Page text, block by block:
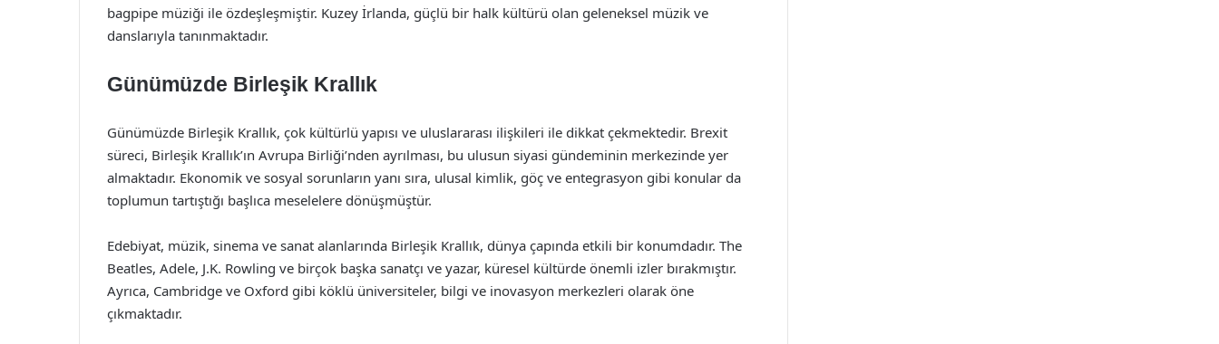
bagpipe müziği ile özdeşleşmiştir. Kuzey İrlanda, güçlü bir halk kültürü olan geleneksel müzik ve
danslarıyla tanınmaktadır.
Günümüzde Birleşik Krallık
Günümüzde Birleşik Krallık, çok kültürlü yapısı ve uluslararası ilişkileri ile dikkat çekmektedir. Brexit
süreci, Birleşik Krallık’ın Avrupa Birliği’nden ayrılması, bu ulusun siyasi gündeminin merkezinde yer
almaktadır. Ekonomik ve sosyal sorunların yanı sıra, ulusal kimlik, göç ve entegrasyon gibi konular da
toplumun tartıştığı başlıca meselelere dönüşmüştür.
Edebiyat, müzik, sinema ve sanat alanlarında Birleşik Krallık, dünya çapında etkili bir konumdadır. The
Beatles, Adele, J.K. Rowling ve birçok başka sanatçı ve yazar, küresel kültürde önemli izler bırakmıştır.
Ayrıca, Cambridge ve Oxford gibi köklü üniversiteler, bilgi ve inovasyon merkezleri olarak öne
çıkmaktadır.